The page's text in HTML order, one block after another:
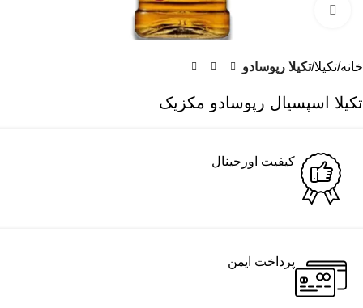
برای بزرگنمایی کلیک کنید
خانه تکیلا تکیلا رپوسادو
تکیلا اسپسیال رپوسادو مکزیک
کیفیت اورجینال
پرداخت ایمن